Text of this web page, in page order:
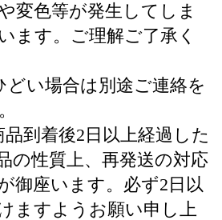
変色等が発生してしま
ます。ご理解ご了承く
どい場合は別途ご連絡を
到着後2日以上経過した
の性質上、再発送の対応
御座います。必ず2日以
ますようお願い申し上